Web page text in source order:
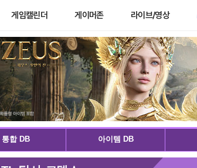
게임캘린더 게이머존 라이브/영상
통합 DB 아이템 DB